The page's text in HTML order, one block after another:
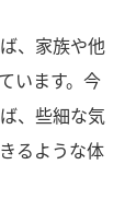
、家族や他
います。今
、些細な気
るような体